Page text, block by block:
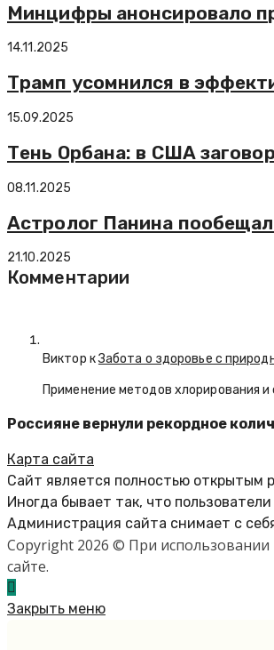
Минцифры анонсировало
14.11.2025
Трамп усомнился в
15.09.2025
Тень Орбана: в США
08.11.2025
Астролог Панина
21.10.2025
Комментарии
Виктор кЗабота о здоровье с
Применение методов хлорирования
Россияне вернули рекордное
Карта сайта
Сайт является полностью открытым
Иногда бывает так, что
Администрация сайта снимает с
Copyright 2026 © При
сайте.
Закрыть меню